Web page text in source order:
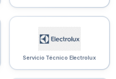
Servicio Técnico Electrolux